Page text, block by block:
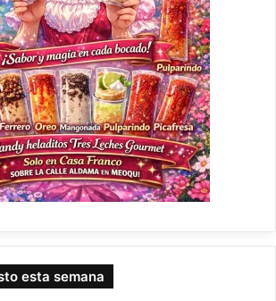
esta semana